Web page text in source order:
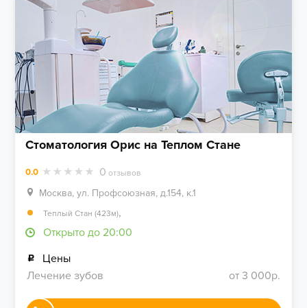
Стоматология Орис на Теплом Стане
0.0 0 отзывов
Москва, ул. Профсоюзная, д.154, к.1
Теплый Стан (423м),
Открыто до 20:00
Цены
Лечение зубов
от 3 000р.